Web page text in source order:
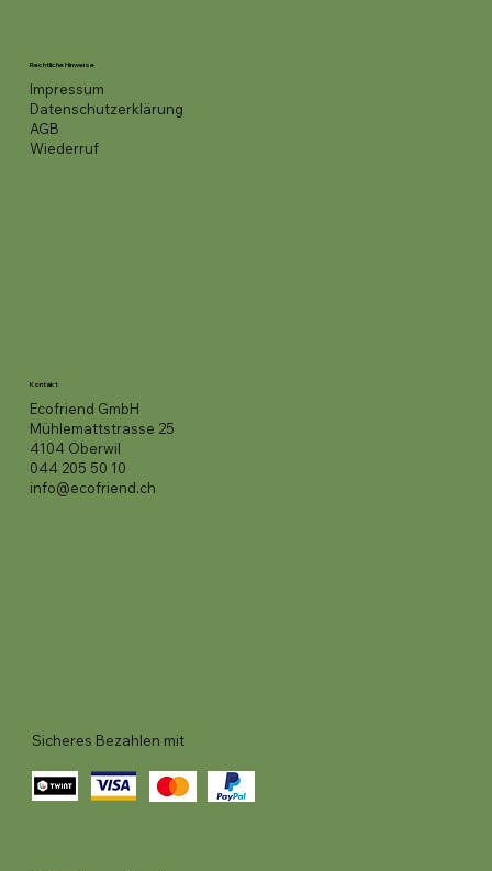
Rechtliche Hinweise
Impressum
Datenschutzerklärung
AGB
Wiederruf
Kontakt
Ecofriend GmbH
Mühlemattstrasse 25
4104 Oberwil
044 205 50 10
info@ecofriend.ch
Sicheres Bezahlen mit